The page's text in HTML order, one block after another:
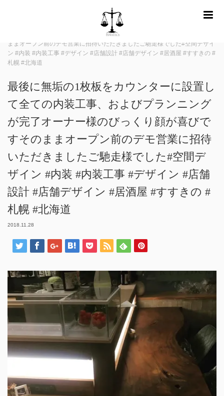
最後に無垢の1枚板をカウンターに設置して全ての内
装工事、およびプランニングが完了オーナー様のびっくり顔が喜びですその
ままオープン前のデモ営業に招待いただきましたご馳走様でした#空間デザイ
ン #内装 #内装工事 #デザイン #店舗設計 #店舗デザイン #居酒屋 #すすきの #
札幌 #北海道
最後に無垢の1枚板をカウンターに設置し
て全ての内装工事、およびプランニング
が完了オーナー様のびっくり顔が喜びで
すそのままオープン前のデモ営業に招待
いただきましたご馳走様でした#空間デ
ザイン #内装 #内装工事 #デザイン #店舗
設計 #店舗デザイン #居酒屋 #すすきの #
札幌 #北海道
2018.11.28